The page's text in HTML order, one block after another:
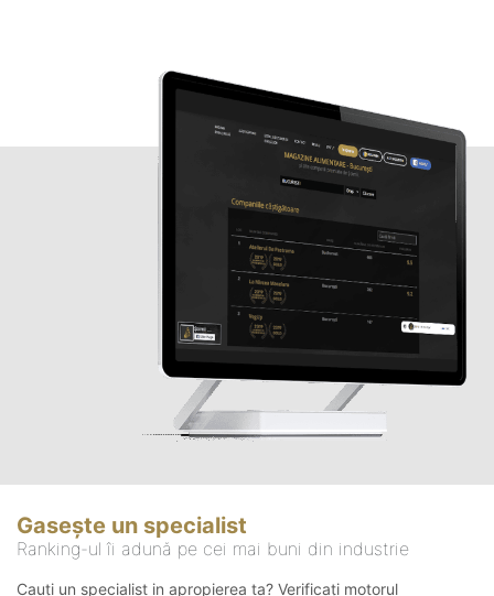
Gasește un specialist
Ranking-ul îi adună pe cei mai buni din industrie
Cauți un specialist in apropierea ta? Verificați motorul